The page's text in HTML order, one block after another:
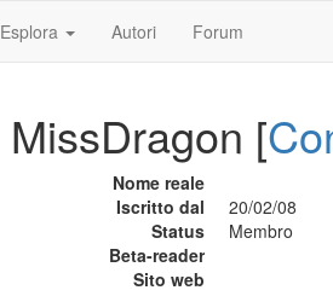
Esplora Autori Forum
MissDragon [
Nome reale
Iscritto dal
20/02/08
Status
Membro
Beta-reader
Sito web